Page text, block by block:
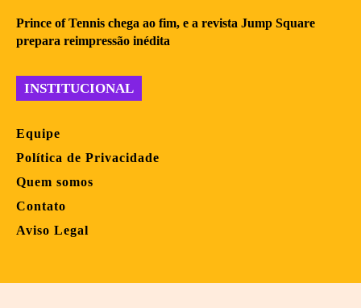
Prince of Tennis chega ao fim, e a revista Jump Square
prepara reimpressão inédita
INSTITUCIONAL
Equipe
Política de Privacidade
Quem somos
Contato
Aviso Legal